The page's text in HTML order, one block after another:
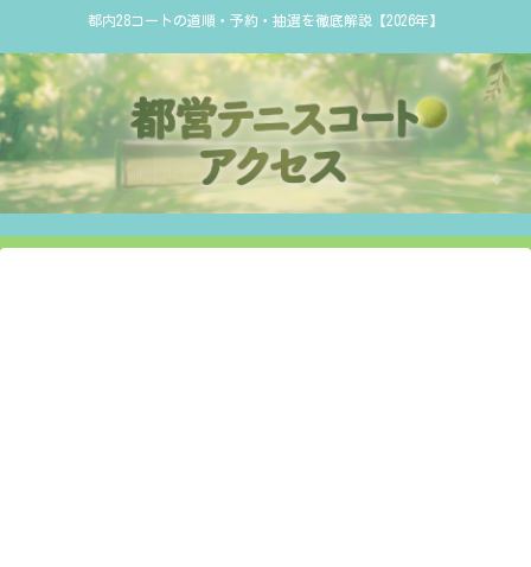
都内28コートの道順・予約・抽選を徹底解説【2026年】